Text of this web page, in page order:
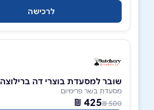
לרכישה
שובר למסעדת בוצרי דה ברילוצה
מסעדת בשר פרימיום
500 ₪
425 ₪